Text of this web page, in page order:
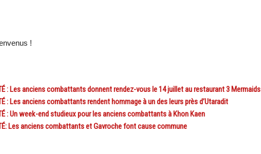
!
: Les anciens combattants donnent rendez-vous le 14 juillet au restaurant 3 Mermaids
: Les anciens combattants rendent hommage à un des leurs près d’Utaradit
: Un week-end studieux pour les anciens combattants à Khon Kaen
Les anciens combattants et Gavroche font cause commune